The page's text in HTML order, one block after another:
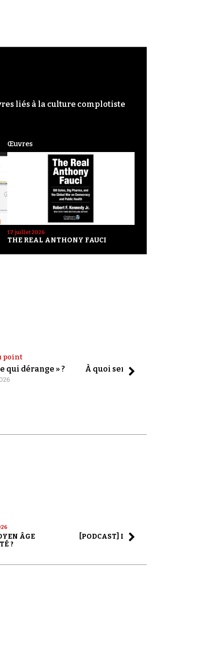
liés à la culture complotiste
Œuvres
17 juillet 2026
THE REAL ANTHONY FAUCI
point
qui dérange » ? À quoi servent les slogans ?
ÂGE
?
[PODCAST] LA SAGA ALEX JONES